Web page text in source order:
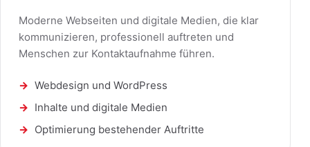
Moderne Webseiten und digitale Medien, die klar
kommunizieren, professionell auftreten und
Menschen zur Kontaktaufnahme führen.
Webdesign und WordPress
Inhalte und digitale Medien
Optimierung bestehender Auftritte